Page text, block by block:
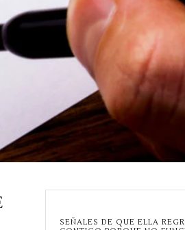
SEÑALES DE QUE ELLA